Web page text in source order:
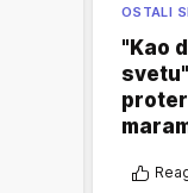
OSTALI
"Kao